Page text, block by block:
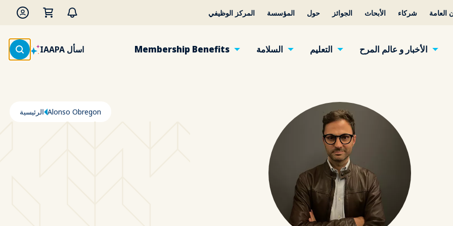
العامة شركاء الأبحاث الجوائز حول المؤسسة المركز الوظيفي
الأخبار و عالم المرح التعليم السلامة Membership Benefits اسأل IAAPA
مسار التنقل
الرئيسية Alonso Obregon